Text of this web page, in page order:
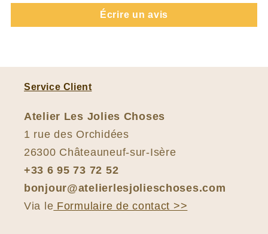
Écrire un avis
Service Client
Atelier Les Jolies Choses
1 rue des Orchidées
26300 Châteauneuf-sur-Isère
+33 6 95 73 72 52
bonjour@atelierlesjolieschoses.com
Via le Formulaire de contact >>